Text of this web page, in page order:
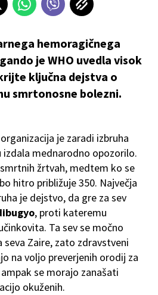
hemoragičnega
je WHO uvedla visok
ključna dejstva o
smrtonosne bolezni.
je zaradi izbruha
izdala mednarodno opozorilo.
žrtvah, medtem ko se
hitro približuje 350. Največja
je dejstvo, da gre za sev
, proti kateremu
Ta sev se močno
Zaire, zato zdravstveni
na voljo preverjenih orodij za
se morajo zanašati
okuženih.